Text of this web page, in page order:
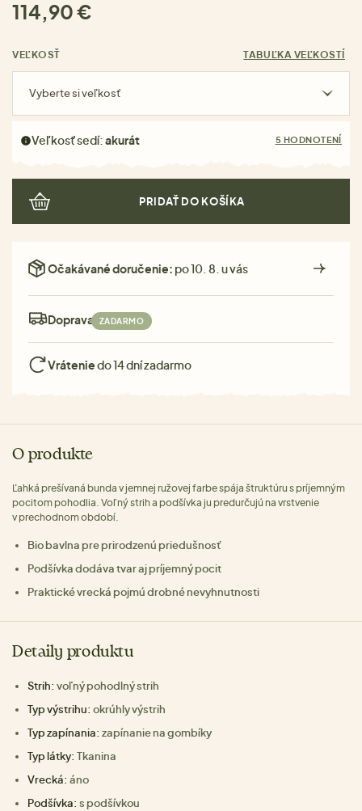
114,90 €
VEĽKOSŤ TABUĽKA VEĽKOSTÍ
Vyberte si veľkosť
Veľkosť sedí:akurát 5 HODNOTENÍ
PRIDAŤ DO KOŠÍKA
Očakávané doručenie: po 10. 8. u vás
Doprava: ZADARMO
Vráteniedo 14 dní zadarmo
O produkte
Ľahká prešívaná bunda v jemnej ružovej farbe spája štruktúru s príjemným
pocitom pohodlia. Voľný strih a podšívka ju predurčujú na vrstvenie
v prechodnom období.
Bio bavlna pre prirodzenú priedušnosť
Podšívka dodáva tvar aj príjemný pocit
Praktické vrecká pojmú drobné nevyhnutnosti
Detaily produktu
Strih: voľný pohodlný strih
Typ výstrihu: okrúhly výstrih
Typ zapínania: zapínanie na gombíky
Typ látky: Tkanina
Vrecká: áno
Podšívka: s podšívkou